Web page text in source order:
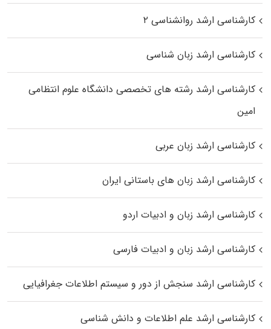
کارشناسی ارشد روانشناسی ۲
کارشناسی ارشد زبان شناسی
کارشناسی ارشد رﺷﺘﻪ ﻫﺎی تخصصی داﻧﺸﮕﺎه ﻋﻠﻮم انتظامی
اﻣﻴﻦ
کارشناسی ارشد زبان عربی
کارشناسی ارشد زبان‌ های باستانی ایران
کارشناسی ارشد زبان و ادبیات اردو
کارشناسی ارشد زبان و ادبیات فارسی
کارشناسی ارشد سنجش از دور و سیستم اطلاعات جغرافیایی
کارشناسی ارشد علم اطلاعات و دانش شناسی